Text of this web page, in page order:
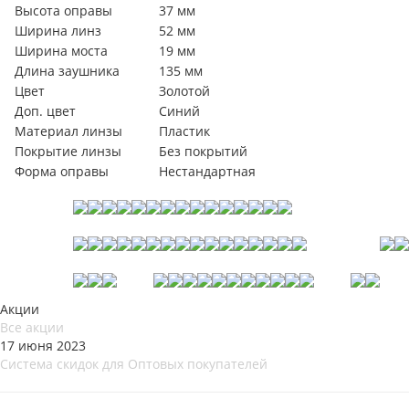
Высота оправы
37 мм
Ширина линз
52 мм
Ширина моста
19 мм
Длина заушника
135 мм
Цвет
Золотой
Доп. цвет
Синий
Материал линзы
Пластик
Покрытие линзы
Без покрытий
Форма оправы
Нестандартная
Акции
Все акции
17 июня 2023
Система скидок для Оптовых покупателей